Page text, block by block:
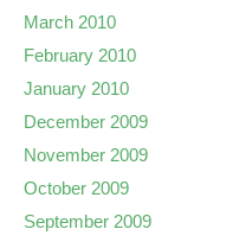
March 2010
February 2010
January 2010
December 2009
November 2009
October 2009
September 2009